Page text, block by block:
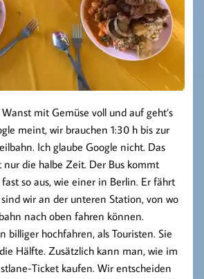
mit Gemüse voll und auf geht’s
meint, wir brauchen 1:30 h bis zur
Ich glaube Google nicht. Das
die halbe Zeit. Der Bus kommt
so aus, wie einer in Berlin. Er fährt
wir an der unteren Station, von wo
nach oben fahren können.
billiger hochfahren, als Touristen. Sie
Hälfte. Zusätzlich kann man, wie im
Ticket kaufen. Wir entscheiden